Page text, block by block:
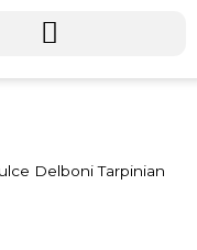
Delboni Tarpinian